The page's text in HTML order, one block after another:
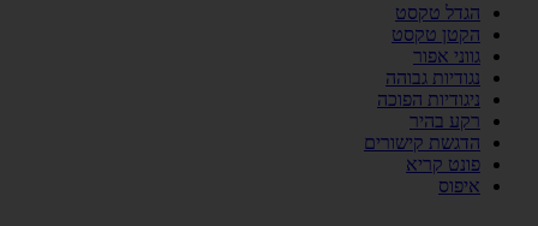
הגדל טקסט
הקטן טקסט
גווני אפור
נגודיות גבוהה
ניגודיות הפוכה
רקע בהיר
הדגשת קישורים
פונט קריא
איפוס